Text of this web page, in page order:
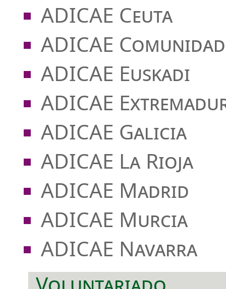
ADICAE Ceuta
ADICAE
ADICAE Euskadi
ADICAE
ADICAE Galicia
ADICAE La Rioja
ADICAE Madrid
ADICAE Murcia
ADICAE Navarra